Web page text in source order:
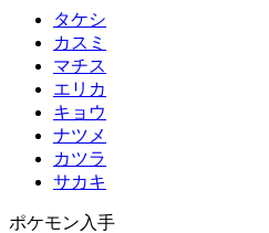
タケシ
カスミ
マチス
エリカ
キョウ
ナツメ
カツラ
サカキ
ポケモン入手